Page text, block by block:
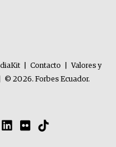
Contacto
Valores y
© 2026. Forbes Ecuador.